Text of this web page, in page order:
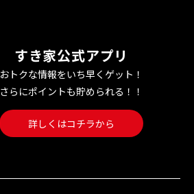
すき家公式アプリ
おトクな情報をいち早くゲット！
さらにポイントも貯められる！！
詳しくはコチラから